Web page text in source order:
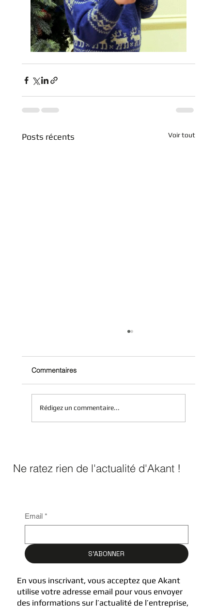
Posts récents Voir tout
Commentaires
Rédigez un commentaire...
Ne ratez rien de l'actualité d'Akant !
Email *
S'ABONNER
En vous inscrivant, vous acceptez que Akant
utilise votre adresse email pour vous envoyer
des informations sur l’actualité de l’entreprise,